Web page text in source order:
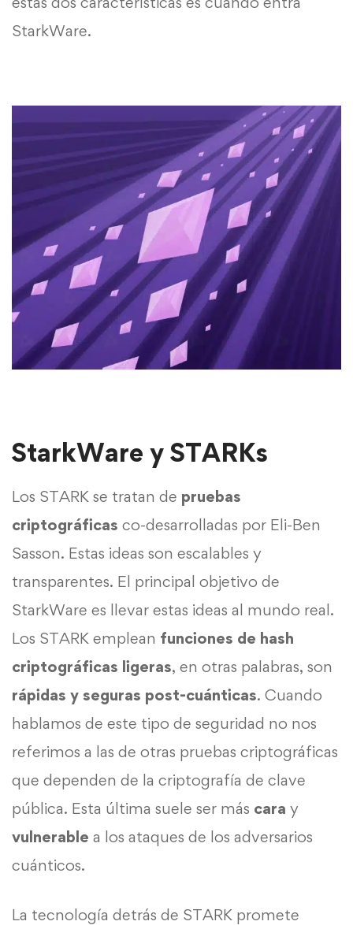
StarkWare.
StarkWare y STARKs
Los STARK se tratan de pruebas
criptográficas co-desarrolladas por Eli-Ben
Sasson. Estas ideas son escalables y
transparentes. El principal objetivo de
StarkWare es llevar estas ideas al mundo real.
Los STARK emplean funciones de hash
criptográficas ligeras, en otras palabras, son
rápidas y seguras post-cuánticas. Cuando
hablamos de este tipo de seguridad no nos
referimos a las de otras pruebas criptográficas
que dependen de la criptografía de clave
pública. Esta última suele ser más cara y
vulnerable a los ataques de los adversarios
cuánticos.
La tecnología detrás de STARK promete